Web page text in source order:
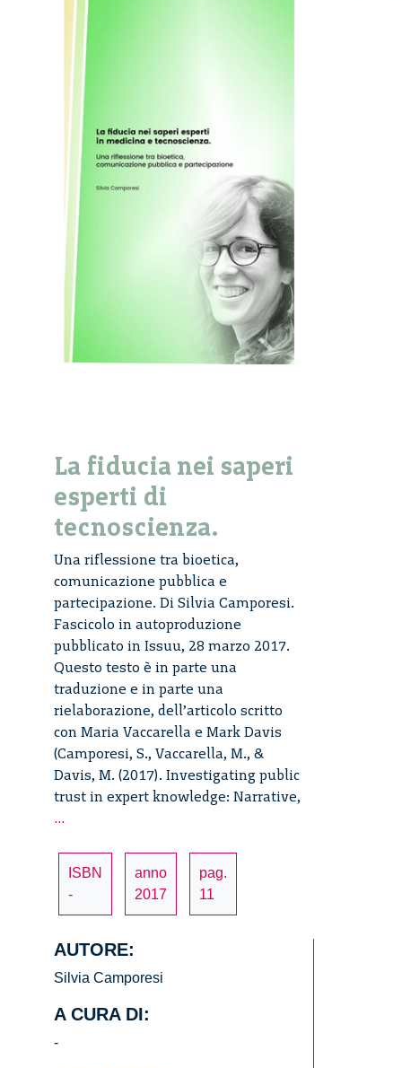
La fiducia nei saperi
esperti di
tecnoscienza.
Una riflessione tra bioetica,
comunicazione pubblica e
partecipazione. Di Silvia Camporesi.
Fascicolo in autoproduzione
pubblicato in Issuu, 28 marzo 2017.
Questo testo è in parte una
traduzione e in parte una
rielaborazione, dell’articolo scritto
con Maria Vaccarella e Mark Davis
(Camporesi, S., Vaccarella, M., &
Davis, M. (2017). Investigating public
trust in expert knowledge: Narrative,
…
saperi
tecnoscienza.
ISBN
-
anno
2017
pag.
11
AUTORE:
Silvia Camporesi
A CURA DI:
-